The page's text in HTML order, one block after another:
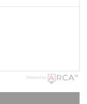
Powered by